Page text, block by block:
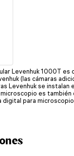
Levenhuk 1000T es
(las cámaras
Levenhuk se instalan
es también
digital para microscopio.